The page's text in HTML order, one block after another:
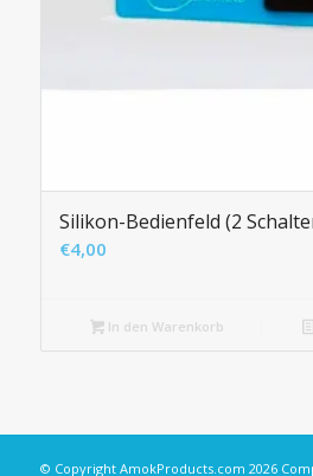
Silikon-Bedienfeld (2
€4,00
In den Warenkorb
© Copyright AmokProducts.com 2026